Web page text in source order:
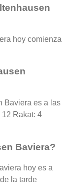
hoy comienza
Baviera es a las
Rakat: 4
Baviera?
hoy es a
la tarde